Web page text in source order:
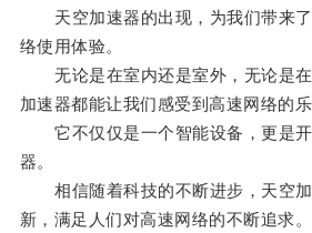
天空加速器的出现，为我们带来了
络使用体验。
无论是在室内还是室外，无论是在
加速器都能让我们感受到高速网络的乐
它不仅仅是一个智能设备，更是开
器。
相信随着科技的不断进步，天空加
新，满足人们对高速网络的不断追求。